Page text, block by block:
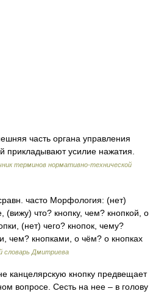
часть органа управления
прикладывают усилие нажатия.
терминов нормативно-технической
часто Морфология: (нет)
(вижу) что? кнопку, чем? кнопкой, о
(нет) чего? кнопок, чему?
чем? кнопками, о чём? о кнопках
словарь Дмитриева
кнопку предвещает
вопросе. Сесть на нее – в голову